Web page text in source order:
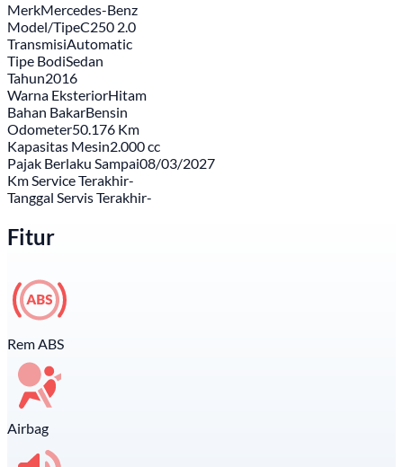
MerkMercedes-Benz
Model/TipeC250 2.0
TransmisiAutomatic
Tipe BodiSedan
Tahun2016
Warna EksteriorHitam
Bahan BakarBensin
Odometer50.176 Km
Kapasitas Mesin2.000 cc
Pajak Berlaku Sampai08/03/2027
Km Service Terakhir-
Tanggal Servis Terakhir-
Fitur
Rem ABS
Airbag